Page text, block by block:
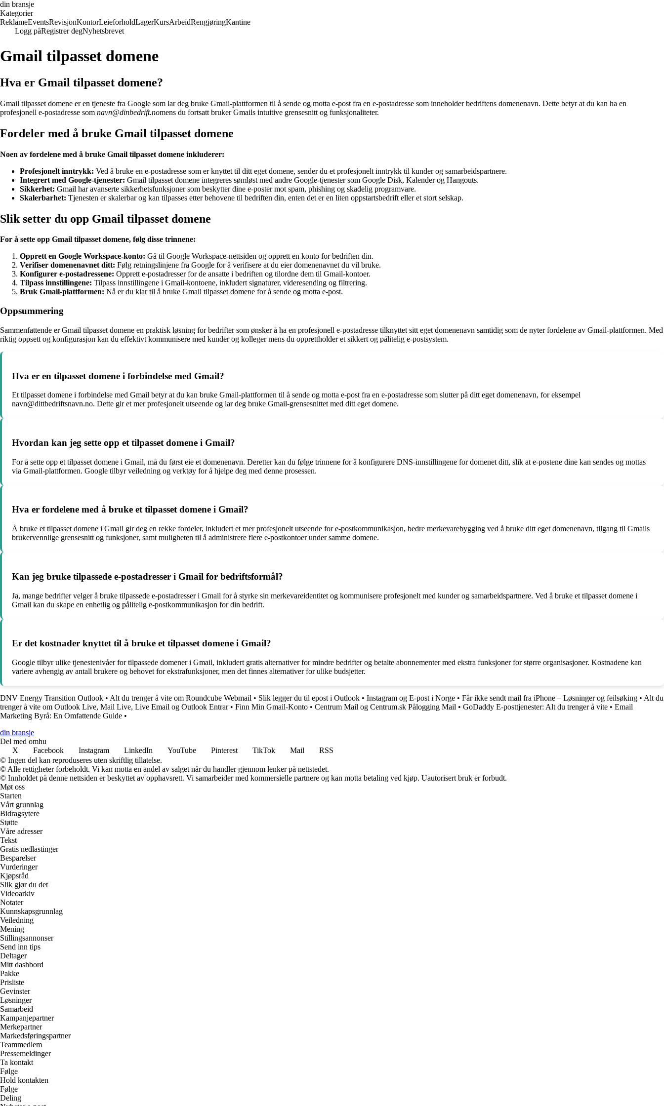
din bransje
Kategorier
ReklameEventsRevisjonKontorLeieforholdLagerKursArbeidRengjøringKantine
Logg påRegistrer degNyhetsbrevet
Gmail tilpasset domene
Hva er Gmail tilpasset domene?
Gmail tilpasset domene er en tjeneste fra Google som lar deg bruke Gmail-plattformen til å sende og motta e-post fra en e-postadresse som inneholder bedriftens domenenavn. Dette betyr at du kan ha en
profesjonell e-postadresse som navn@dinbedrift.nomens du fortsatt bruker Gmails intuitive grensesnitt og funksjonaliteter.
Fordeler med å bruke Gmail tilpasset domene
Noen av fordelene med å bruke Gmail tilpasset domene inkluderer:
Profesjonelt inntrykk: Ved å bruke en e-postadresse som er knyttet til ditt eget domene, sender du et profesjonelt inntrykk til kunder og samarbeidspartnere.
Integrert med Google-tjenester: Gmail tilpasset domene integreres sømløst med andre Google-tjenester som Google Disk, Kalender og Hangouts.
Sikkerhet: Gmail har avanserte sikkerhetsfunksjoner som beskytter dine e-poster mot spam, phishing og skadelig programvare.
Skalerbarhet: Tjenesten er skalerbar og kan tilpasses etter behovene til bedriften din, enten det er en liten oppstartsbedrift eller et stort selskap.
Slik setter du opp Gmail tilpasset domene
For å sette opp Gmail tilpasset domene, følg disse trinnene:
Opprett en Google Workspace-konto: Gå til Google Workspace-nettsiden og opprett en konto for bedriften din.
Verifiser domenenavnet ditt: Følg retningslinjene fra Google for å verifisere at du eier domenenavnet du vil bruke.
Konfigurer e-postadressene: Opprett e-postadresser for de ansatte i bedriften og tilordne dem til Gmail-kontoer.
Tilpass innstillingene: Tilpass innstillingene i Gmail-kontoene, inkludert signaturer, videresending og filtrering.
Bruk Gmail-plattformen: Nå er du klar til å bruke Gmail tilpasset domene for å sende og motta e-post.
Oppsummering
Sammenfattende er Gmail tilpasset domene en praktisk løsning for bedrifter som ønsker å ha en profesjonell e-postadresse tilknyttet sitt eget domenenavn samtidig som de nyter fordelene av Gmail-plattformen. Med
riktig oppsett og konfigurasjon kan du effektivt kommunisere med kunder og kolleger mens du opprettholder et sikkert og pålitelig e-postsystem.
Hva er en tilpasset domene i forbindelse med Gmail?
Et tilpasset domene i forbindelse med Gmail betyr at du kan bruke Gmail-plattformen til å sende og motta e-post fra en e-postadresse som slutter på ditt eget domenenavn, for eksempel
navn@dittbedriftsnavn.no. Dette gir et mer profesjonelt utseende og lar deg bruke Gmail-grensesnittet med ditt eget domene.
Hvordan kan jeg sette opp et tilpasset domene i Gmail?
For å sette opp et tilpasset domene i Gmail, må du først eie et domenenavn. Deretter kan du følge trinnene for å konfigurere DNS-innstillingene for domenet ditt, slik at e-postene dine kan sendes og mottas
via Gmail-plattformen. Google tilbyr veiledning og verktøy for å hjelpe deg med denne prosessen.
Hva er fordelene med å bruke et tilpasset domene i Gmail?
Å bruke et tilpasset domene i Gmail gir deg en rekke fordeler, inkludert et mer profesjonelt utseende for e-postkommunikasjon, bedre merkevarebygging ved å bruke ditt eget domenenavn, tilgang til Gmails
brukervennlige grensesnitt og funksjoner, samt muligheten til å administrere flere e-postkontoer under samme domene.
Kan jeg bruke tilpassede e-postadresser i Gmail for bedriftsformål?
Ja, mange bedrifter velger å bruke tilpassede e-postadresser i Gmail for å styrke sin merkevareidentitet og kommunisere profesjonelt med kunder og samarbeidspartnere. Ved å bruke et tilpasset domene i
Gmail kan du skape en enhetlig og pålitelig e-postkommunikasjon for din bedrift.
Er det kostnader knyttet til å bruke et tilpasset domene i Gmail?
Google tilbyr ulike tjenestenivåer for tilpassede domener i Gmail, inkludert gratis alternativer for mindre bedrifter og betalte abonnementer med ekstra funksjoner for større organisasjoner. Kostnadene kan
variere avhengig av antall brukere og behovet for ekstrafunksjoner, men det finnes alternativer for ulike budsjetter.
DNV Energy Transition Outlook • Alt du trenger å vite om Roundcube Webmail • Slik legger du til epost i Outlook • Instagram og E-post i Norge • Får ikke sendt mail fra iPhone – Løsninger og feilsøking • Alt du
trenger å vite om Outlook Live, Mail Live, Live Email og Outlook Entrar• Finn Min Gmail-Konto • Centrum Mail og Centrum.sk Pålogging Mail • GoDaddy E-posttjenester: Alt du trenger å vite • Email
Marketing Byrå: En Omfattende Guide •
din bransje
Del med omhu
X
Facebook Instagram LinkedIn YouTube Pinterest TikTok Mail
RSS
© Ingen del kan reproduseres uten skriftlig tillatelse.
© Alle rettigheter forbeholdt. Vi kan motta en andel av salget når du handler gjennom lenker på nettstedet.
© Innholdet på denne nettsiden er beskyttet av opphavsrett. Vi samarbeider med kommersielle partnere og kan motta betaling ved kjøp. Uautorisert bruk er forbudt.
Møt oss
Starten
Vårt grunnlag
Bidragsytere
Støtte
Våre adresser
Tekst
Gratis nedlastinger
Besparelser
Vurderinger
Kjøpsråd
Slik gjør du det
Videoarkiv
Notater
Kunnskapsgrunnlag
Veiledning
Mening
Stillingsannonser
Send inn tips
Deltager
Mitt dashbord
Pakke
Prisliste
Gevinster
Løsninger
Samarbeid
Kampanjepartner
Merkepartner
Markedsføringspartner
Teammedlem
Pressemeldinger
Ta kontakt
Følge
Hold kontakten
Følge
Deling